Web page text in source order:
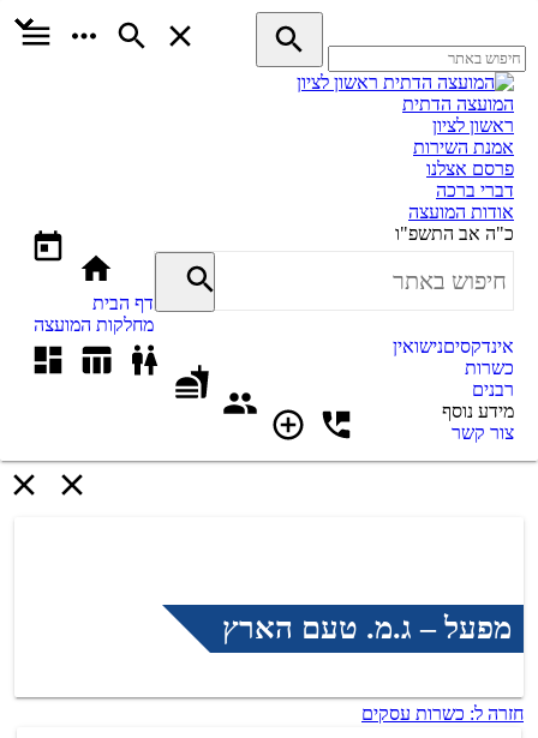
המועצה הדתית
ראשון לציון
אמנת השירות
פרסם אצלנו
דברי ברכה
אודות המועצה
כ"ה אב התשפ"ו
דף הבית
מחלקות המועצה
אינדקסיםנישואין
כשרות
רבנים
מידע נוסף
צור קשר
מפעל – ג.מ. טעם הארץ
חזרה ל: כשרות עסקים